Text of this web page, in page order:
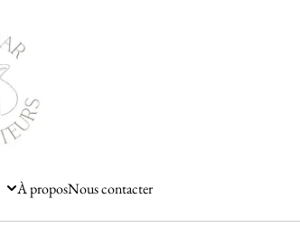
À proposNous contacter